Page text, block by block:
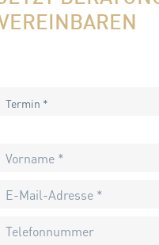
Termin *